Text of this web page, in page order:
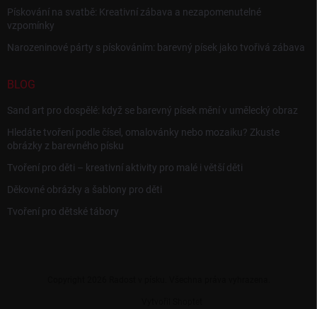
Pískování na svatbě: Kreativní zábava a nezapomenutelné
vzpomínky
Narozeninové párty s pískováním: barevný písek jako tvořivá zábava
BLOG
Sand art pro dospělé: když se barevný písek mění v umělecký obraz
Hledáte tvoření podle čísel, omalovánky nebo mozaiku? Zkuste
obrázky z barevného písku
Tvoření pro děti – kreativní aktivity pro malé i větší děti
Děkovné obrázky a šablony pro děti
Tvoření pro dětské tábory